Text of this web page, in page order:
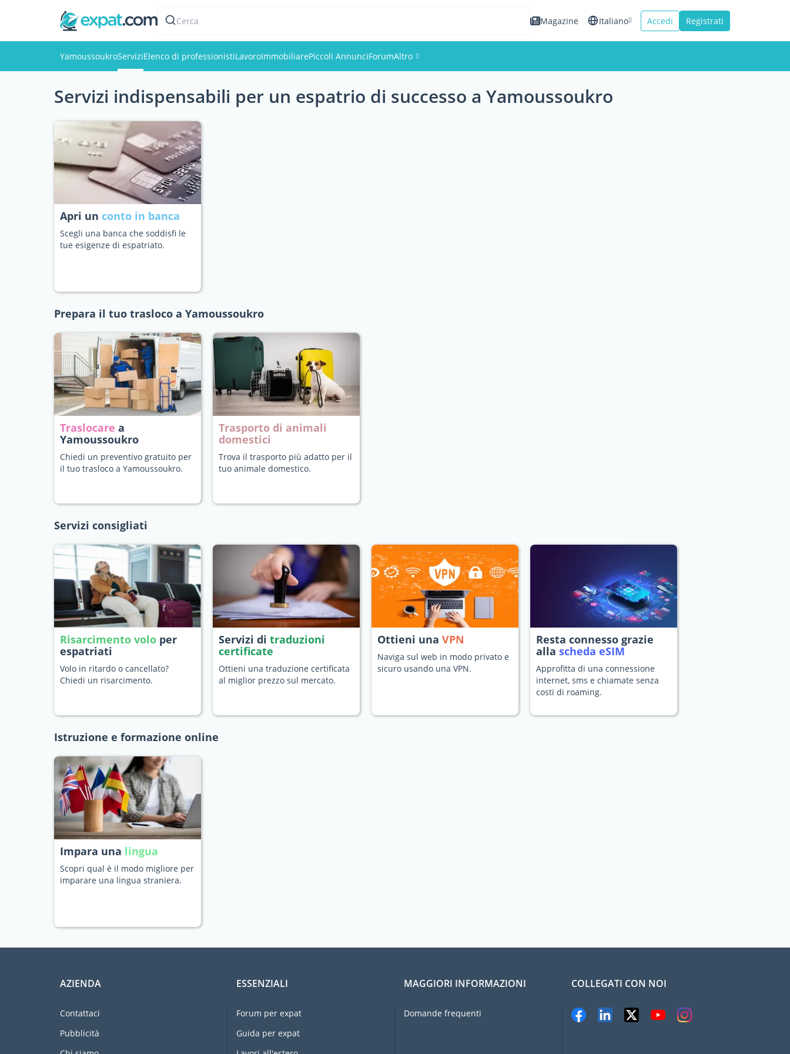
Cerca Magazine Italiano Accedi Registrati
YamoussoukroServiziElenco di professionistiLavoroImmobiliarePiccoli AnnunciForumAltro
Eventi
Servizi indispensabili per un espatrio di successo a Yamoussoukro
Apri un conto in banca
Scegli una banca che soddisfi le
tue esigenze di espatriato.
Prepara il tuo trasloco a Yamoussoukro
Traslocare a
Yamoussoukro
Chiedi un preventivo gratuito per
il tuo trasloco a Yamoussoukro.
Trasporto di animali
domestici
Trova il trasporto più adatto per il
tuo animale domestico.
Servizi consigliati
Risarcimento volo per
espatriati
Volo in ritardo o cancellato?
Chiedi un risarcimento.
Servizi di traduzioni
certificate
Ottieni una traduzione certificata
al miglior prezzo sul mercato.
Ottieni una VPN
Naviga sul web in modo privato e
sicuro usando una VPN.
Resta connesso grazie
alla scheda eSIM
Approfitta di una connessione
internet, sms e chiamate senza
costi di roaming.
Istruzione e formazione online
Impara una lingua
Scopri qual è il modo migliore per
imparare una lingua straniera.
AZIENDA
Contattaci
Pubblicità
ESSENZIALI
Forum per expat
Guida per expat
MAGGIORI INFORMAZIONI
Domande frequenti
COLLEGATI CON NOI